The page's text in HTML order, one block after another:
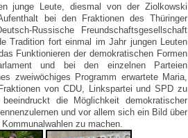
junge Leute, diesmal von der Ziolkowski
bei den Fraktionen des Thüringer
Russische Freundschaftsgesellschaft
Tradition fort einmal im Jahr jungen Leuten
Funktionieren der demokratischen Formen
und bei den einzelnen Parteien
zweiwöchiges Programm erwartete Maria,
von CDU, Linkspartei und SPD zu
die Möglichkeit demokratischer
und vor allem sich ein Bild über
zu machen.